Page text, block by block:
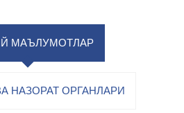
МАЪЛУМОТЛАР
НАЗОРАТ ОРГАНЛАРИ